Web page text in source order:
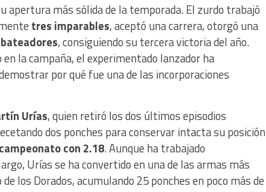
apertura más sólida de la temporada. El zurdo trabajó
tres imparables, aceptó una carrera, otorgó una
, consiguiendo su tercera victoria del año.
la campaña, el experimentado lanzador ha
por qué fue una de las incorporaciones
Urías, quien retiró los dos últimos episodios
dos ponches para conservar intacta su posición
con 2.18. Aunque ha trabajado
Urías se ha convertido en una de las armas más
los Dorados, acumulando 25 ponches en poco más de